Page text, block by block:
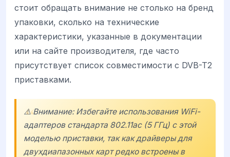
стоит обращать внимание не столько на бренд
упаковки, сколько на технические
характеристики, указанные в документации
или на сайте производителя, где часто
присутствует список совместимости с DVB-T2
приставками.
⚠️ Внимание: Избегайте использования WiFi-
адаптеров стандарта 802.11ac (5 ГГц) с этой
моделью приставки, так как драйверы для
двухдиапазонных карт редко встроены в